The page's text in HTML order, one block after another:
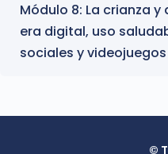
Módulo 8: La crianza
era digital, uso
sociales y videojuegos
©